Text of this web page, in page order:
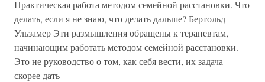
Практическая работа методом семейной расстановки. Что
делать, если я не знаю, что делать дальше? Бертольд
Ульзамер Эти размышления обращены к терапевтам,
начинающим работать методом семейной расстановки.
Это не руководство о том, как себя вести, их задача —
скорее дать